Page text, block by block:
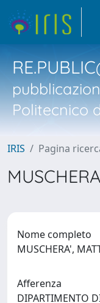
Politecnico
IRIS Pagina
Nome completo
MUSCHERA',
Afferenza
DIPARTIMENTO